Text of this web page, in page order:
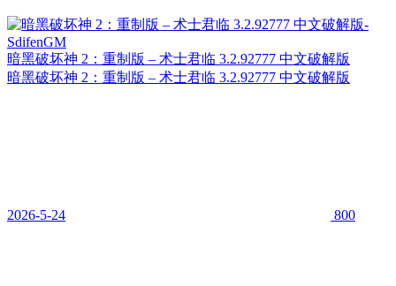
暗黑破坏神 2：重制版 – 术士君临 3.2.92777 中文破解版
暗黑破坏神 2：重制版 – 术士君临 3.2.92777 中文破解版
2026-5-24 800